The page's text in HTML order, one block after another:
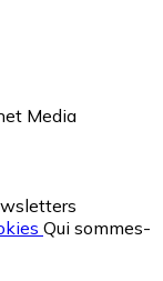
Media
Qui sommes-